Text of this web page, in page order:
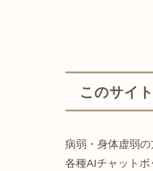
このサイ
病弱・身体虚弱
各種AIチャット